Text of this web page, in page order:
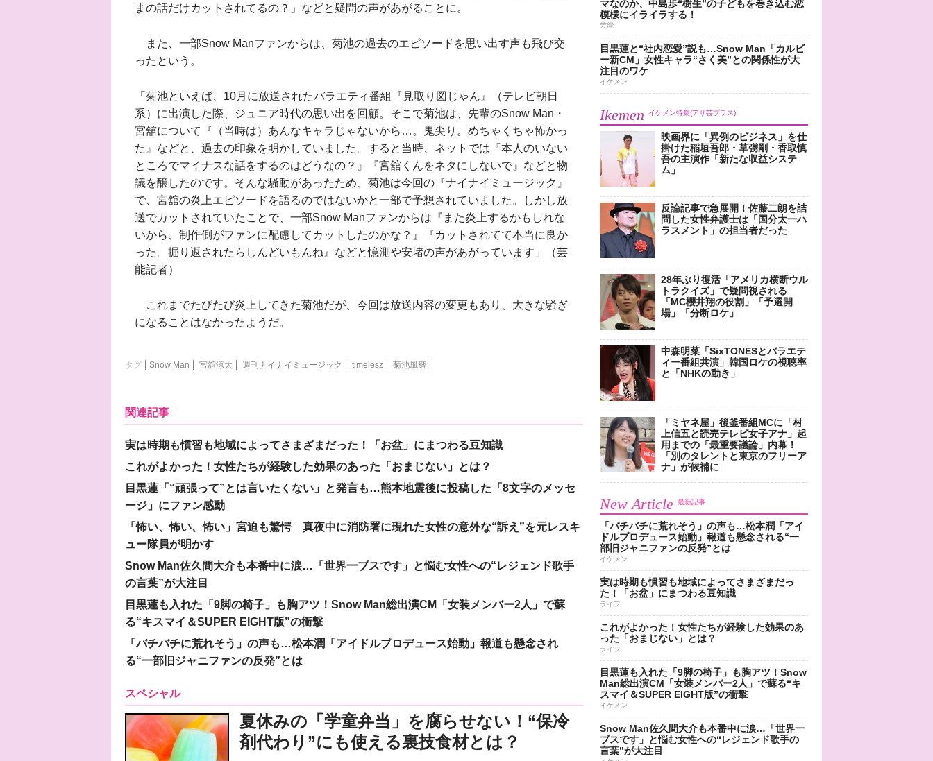
まの話だけカットされてるの？」などと疑問の声があがることに。
また、一部Snow Manファンからは、菊池の過去のエピソードを思い出す声も飛び交
ったという。
「菊池といえば、10月に放送されたバラエティ番組『見取り図じゃん』（テレビ朝日
系）に出演した際、ジュニア時代の思い出を回顧。そこで菊池は、先輩のSnow Man・
宮舘について『（当時は）あんなキャラじゃないから…。鬼尖り。めちゃくちゃ怖かっ
た』などと、過去の印象を明かしていました。すると当時、ネットでは『本人のいない
ところでマイナスな話をするのはどうなの？』『宮舘くんをネタにしないで』などと物
議を醸したのです。そんな騒動があったため、菊池は今回の『ナイナイミュージック』
で、宮舘の炎上エピソードを語るのではないかと一部で予想されていました。しかし放
送でカットされていたことで、一部Snow Manファンからは『また炎上するかもしれな
いから、制作側がファンに配慮してカットしたのかな？』『カットされてて本当に良か
った。掘り返されたらしんどいもんね』などと憶測や安堵の声があがっています」（芸
能記者）
これまでたびたび炎上してきた菊池だが、今回は放送内容の変更もあり、大きな騒ぎ
になることはなかったようだ。
タグ Snow Man 宮舘涼太 週刊ナイナイミュージック timelesz 菊池風磨
関連記事
実は時期も慣習も地域によってさまざまだった！「お盆」にまつわる豆知識
これがよかった！女性たちが経験した効果のあった「おまじない」とは？
目黒蓮「“頑張って”とは言いたくない」と発言も…熊本地震後に投稿した「8文字のメッセ
ージ」にファン感動
「怖い、怖い、怖い」宮迫も驚愕 真夜中に消防署に現れた女性の意外な“訴え”を元レスキ
ュー隊員が明かす
Snow Man佐久間大介も本番中に涙…「世界一ブスです」と悩む女性への“レジェンド歌手
の言葉”が大注目
目黒蓮も入れた「9脚の椅子」も胸アツ！Snow Man総出演CM「女装メンバー2人」で蘇
る“キスマイ＆SUPER EIGHT版”の衝撃
「バチバチに荒れそう」の声も…松本潤「アイドルプロデュース始動」報道も懸念され
る“一部旧ジャニファンの反発”とは
スペシャル
夏休みの「学童弁当」を腐らせない！“保冷
剤代わり”にも使える裏技食材とは？
マなのか、中島歩“樹生”の子どもを巻き込む恋
模様にイライラする！
芸能
目黒蓮と“社内恋愛”説も…Snow Man「カルビ
ー新CM」女性キャラ“さく美”との関係性が大
注目のワケ
イケメン
Ikemen イケメン特集(アサ芸プラス)
映画界に「異例のビジネス」を仕
掛けた稲垣吾郎・草彅剛・香取慎
吾の主演作「新たな収益システ
ム」
反論記事で急展開！佐藤二朗を詰
問した女性弁護士は「国分太一ハ
ラスメント」の担当者だった
28年ぶり復活「アメリカ横断ウル
トラクイズ」で疑問視される
「MC櫻井翔の役割」「予選開
場」「分断ロケ」
中森明菜「SixTONESとバラエテ
ィー番組共演」韓国ロケの視聴率
と「NHKの動き」
「ミヤネ屋」後釜番組MCに「村
上信五と読売テレビ女子アナ」起
用までの「最重要議論」内幕！
「別のタレントと東京のフリーア
ナ」が候補に
New Article 最新記事
「バチバチに荒れそう」の声も…松本潤「アイ
ドルプロデュース始動」報道も懸念される“一
部旧ジャニファンの反発”とは
イケメン
実は時期も慣習も地域によってさまざまだっ
た！「お盆」にまつわる豆知識
ライフ
これがよかった！女性たちが経験した効果のあ
った「おまじない」とは？
ライフ
目黒蓮も入れた「9脚の椅子」も胸アツ！Snow
Man総出演CM「女装メンバー2人」で蘇る“キ
スマイ＆SUPER EIGHT版”の衝撃
イケメン
Snow Man佐久間大介も本番中に涙…「世界一
ブスです」と悩む女性への“レジェンド歌手の
言葉”が大注目